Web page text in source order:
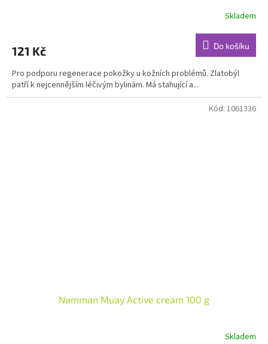
je
z
5
hvězdiček.
Skladem
121 Kč Do košíku
Pro podporu regenerace pokožky u kožních problémů. Zlatobýl
patří k nejcennějším léčivým bylinám. Má stahující a...
Namman Muay Active cream 100 g
Skladem
Kód: 1061336